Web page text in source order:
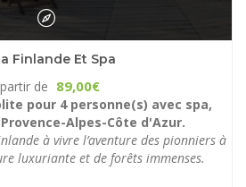
Finlande Et Spa
de 89,00€
pour 4 personne(s) avec spa,
Alpes-Côte d'Azur.
à vivre l’aventure des pionniers à
luxuriante et de forêts immenses.